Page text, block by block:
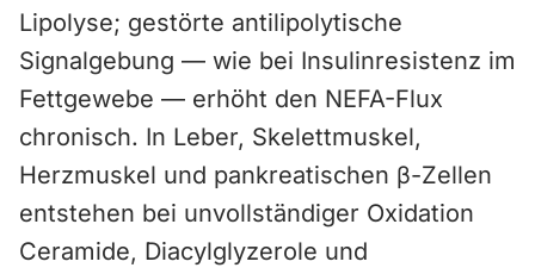
Lipolyse; gestörte antilipolytische
Signalgebung — wie bei Insulinresistenz im
Fettgewebe — erhöht den NEFA-Flux
chronisch. In Leber, Skelettmuskel,
Herzmuskel und pankreatischen β-Zellen
entstehen bei unvollständiger Oxidation
Ceramide, Diacylglyzerole und